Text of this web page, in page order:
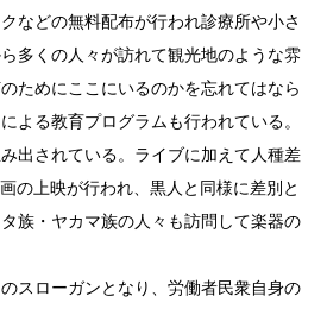
などの無料配布が行われ診療所や小さ
多くの人々が訪れて観光地のような雰
ためにここにいるのかを忘れてはなら
よる教育プログラムも行われている。
出されている。ライブに加えて人種差
の上映が行われ、黒人と同様に差別と
族・ヤカマ族の人々も訪問して楽器の
スローガンとなり、労働者民衆自身の